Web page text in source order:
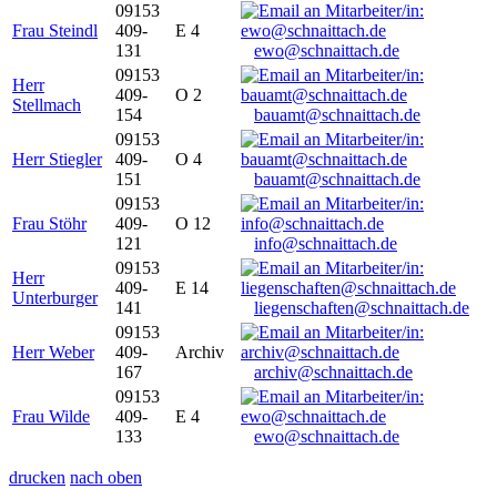
Frau Steindl
09153
409-
131
E 4
ewo@schnaittach.de
Herr
Stellmach
09153
409-
154
O 2
bauamt@schnaittach.de
Herr Stiegler
09153
409-
151
O 4
bauamt@schnaittach.de
Frau Stöhr
09153
409-
121
O 12
info@schnaittach.de
Herr
Unterburger
09153
409-
141
E 14
liegenschaften@schnaittach.de
Herr Weber
09153
409-
167
Archiv
archiv@schnaittach.de
Frau Wilde
09153
409-
133
E 4
ewo@schnaittach.de
drucken nach oben